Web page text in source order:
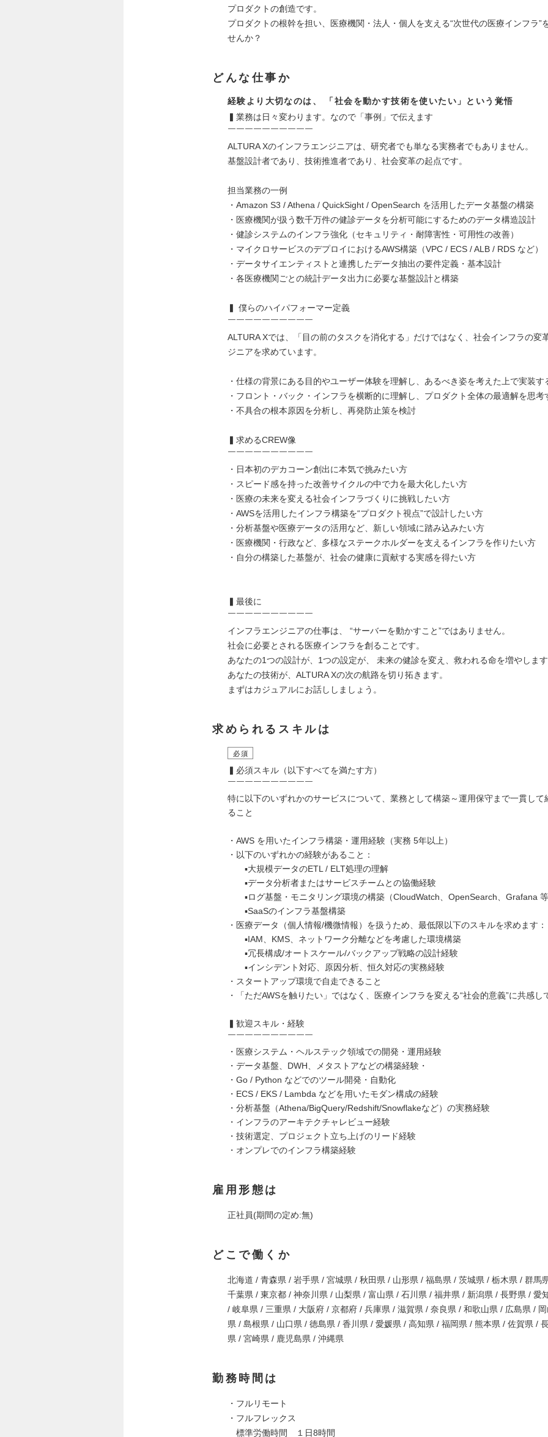
プロダクトの創造です。
プロダクトの根幹を担い、医療機関・法人・個人を支える“次世代の医療インフラ”
せんか？
どんな仕事か
経験より大切なのは、 「社会を動かす技術を使いたい」という覚悟
▍業務は日々変わります。なので「事例」で伝えます
￣￣￣￣￣￣￣￣￣￣
ALTURA Xのインフラエンジニアは、研究者でも単なる実務者でもありません。
基盤設計者であり、技術推進者であり、社会変革の起点です。
担当業務の一例
・Amazon S3 / Athena / QuickSight / OpenSearch を活用したデータ基盤の構築
・医療機関が扱う数千万件の健診データを分析可能にするためのデータ構造設計
・健診システムのインフラ強化（セキュリティ・耐障害性・可用性の改善）
・マイクロサービスのデプロイにおけるAWS構築（VPC / ECS / ALB / RDS など）
・データサイエンティストと連携したデータ抽出の要件定義・基本設計
・各医療機関ごとの統計データ出力に必要な基盤設計と構築
▍ 僕らのハイパフォーマー定義
￣￣￣￣￣￣￣￣￣￣
ALTURA Xでは、「目の前のタスクを消化する」だけではなく、社会インフラの変
ジニアを求めています。
・仕様の背景にある目的やユーザー体験を理解し、あるべき姿を考えた上で実装す
・フロント・バック・インフラを横断的に理解し、プロダクト全体の最適解を思考
・不具合の根本原因を分析し、再発防止策を検討
▍求めるCREW像
￣￣￣￣￣￣￣￣￣￣
・日本初のデカコーン創出に本気で挑みたい方
・スピード感を持った改善サイクルの中で力を最大化したい方
・医療の未来を変える社会インフラづくりに挑戦したい方
・AWSを活用したインフラ構築を“プロダクト視点”で設計したい方
・分析基盤や医療データの活用など、新しい領域に踏み込みたい方
・医療機関・行政など、多様なステークホルダーを支えるインフラを作りたい方
・自分の構築した基盤が、社会の健康に貢献する実感を得たい方
▍最後に
￣￣￣￣￣￣￣￣￣￣
インフラエンジニアの仕事は、 “サーバーを動かすこと”ではありません。
社会に必要とされる医療インフラを創ることです。
あなたの1つの設計が、1つの設定が、 未来の健診を変え、救われる命を増やしま
あなたの技術が、ALTURA Xの次の航路を切り拓きます。
まずはカジュアルにお話ししましょう。
求められるスキルは
必須
▍必須スキル（以下すべてを満たす方）
￣￣￣￣￣￣￣￣￣￣
特に以下のいずれかのサービスについて、業務として構築～運用保守まで一貫して
ること
・AWS を用いたインフラ構築・運用経験（実務 5年以上）
・以下のいずれかの経験があること：
▪️大規模データのETL / ELT処理の理解
▪️データ分析者またはサービスチームとの協働経験
▪️ログ基盤・モニタリング環境の構築（CloudWatch、OpenSearch、Grafana
▪️SaaSのインフラ基盤構築
・医療データ（個人情報/機微情報）を扱うため、最低限以下のスキルを求めます：
▪️IAM、KMS、ネットワーク分離などを考慮した環境構築
▪️冗長構成/オートスケール/バックアップ戦略の設計経験
▪️インシデント対応、原因分析、恒久対応の実務経験
・スタートアップ環境で自走できること
・「ただAWSを触りたい」ではなく、医療インフラを変える“社会的意義”に共感し
▍歓迎スキル・経験
￣￣￣￣￣￣￣￣￣￣
・医療システム・ヘルステック領域での開発・運用経験
・データ基盤、DWH、メタストアなどの構築経験・
・Go / Python などでのツール開発・自動化
・ECS / EKS / Lambda などを用いたモダン構成の経験
・分析基盤（Athena/BigQuery/Redshift/Snowflakeなど）の実務経験
・インフラのアーキテクチャレビュー経験
・技術選定、プロジェクト立ち上げのリード経験
・オンプレでのインフラ構築経験
雇用形態は
正社員(期間の定め:無)
どこで働くか
北海道 / 青森県 / 岩手県 / 宮城県 / 秋田県 / 山形県 / 福島県 / 茨城県 / 栃木県 / 群馬
千葉県 / 東京都 / 神奈川県 / 山梨県 / 富山県 / 石川県 / 福井県 / 新潟県 / 長野県 / 愛
/ 岐阜県 / 三重県 / 大阪府 / 京都府 / 兵庫県 / 滋賀県 / 奈良県 / 和歌山県 / 広島県 /
県 / 島根県 / 山口県 / 徳島県 / 香川県 / 愛媛県 / 高知県 / 福岡県 / 熊本県 / 佐賀県 /
県 / 宮崎県 / 鹿児島県 / 沖縄県
勤務時間は
・フルリモート
・フルフレックス
標準労働時間 １日8時間